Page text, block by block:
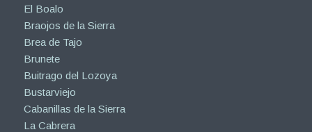
El Boalo
Braojos de la Sierra
Brea de Tajo
Brunete
Buitrago del Lozoya
Bustarviejo
Cabanillas de la Sierra
La Cabrera